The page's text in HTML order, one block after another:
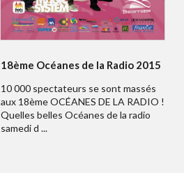
18ème Océanes de la Radio 2015
10 000 spectateurs se sont massés
aux 18ème OCÉANES DE LA RADIO !
Quelles belles Océanes de la radio
samedi d ...